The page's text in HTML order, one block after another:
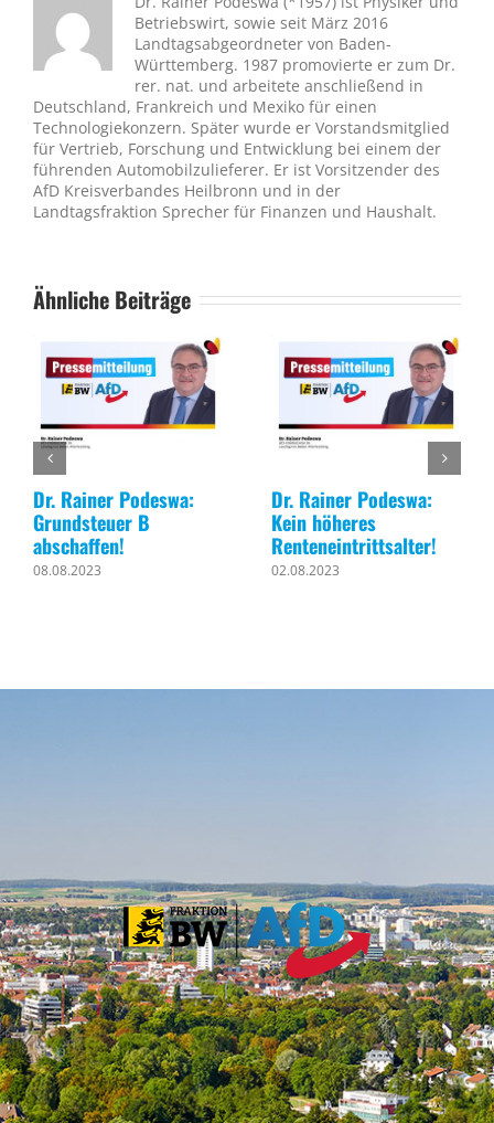
Betriebswirt, sowie seit März 2016
Landtagsabgeordneter von Baden-
Württemberg. 1987 promovierte er zum Dr.
rer. nat. und arbeitete anschließend in
Deutschland, Frankreich und Mexiko für einen
Technologiekonzern. Später wurde er Vorstandsmitglied
für Vertrieb, Forschung und Entwicklung bei einem der
führenden Automobilzulieferer. Er ist Vorsitzender des
AfD Kreisverbandes Heilbronn und in der
Landtagsfraktion Sprecher für Finanzen und Haushalt.
Ähnliche Beiträge
Dr. Rainer Podeswa:
Grundsteuer B
abschaffen!
08.08.2023
Dr. Rainer Podeswa:
Kein höheres
Renteneintrittsalter!
02.08.2023